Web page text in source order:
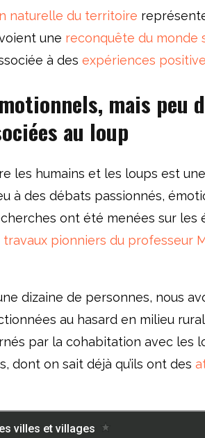
naturelle du territoire
une reconquête du monde
à des expériences
mais peu
au loup
les humains et les loups est
à des débats passionnés,
ont été menées sur les
travaux pionniers du professeur
dizaine de personnes, nous
au hasard en milieu
par la cohabitation avec les
dont on sait déjà qu’ils ont des